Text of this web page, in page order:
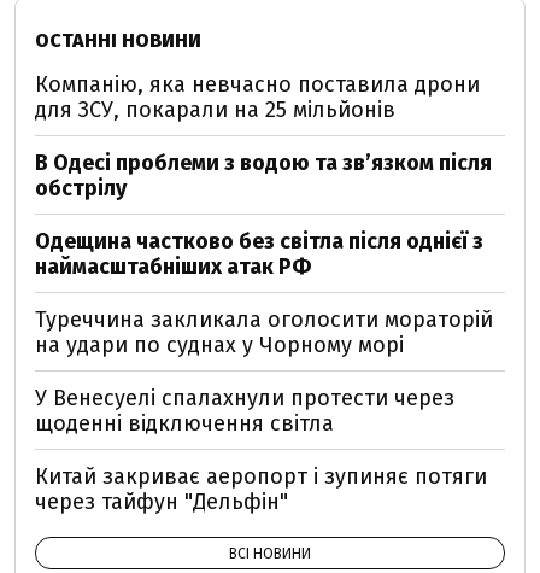
ОСТАННІ НОВИНИ
Компанію, яка невчасно поставила дрони
для ЗСУ, покарали на 25 мільйонів
В Одесі проблеми з водою та звʼязком після
обстрілу
Одещина частково без світла після однієї з
наймасштабніших атак РФ
Туреччина закликала оголосити мораторій
на удари по суднах у Чорному морі
У Венесуелі спалахнули протести через
щоденні відключення світла
Китай закриває аеропорт і зупиняє потяги
через тайфун "Дельфін"
ВСІ НОВИНИ